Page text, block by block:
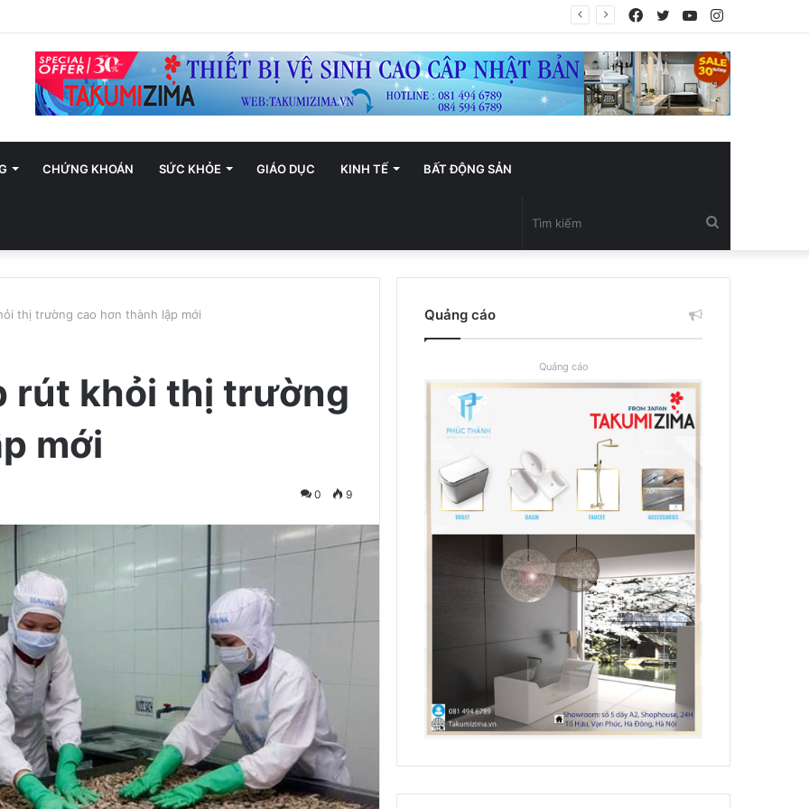
ninh mạng Việt Nam: Những thông điệp thiết thực về an toàn số YouTube
Twitter
Facebook
CHỨNG KHOÁN SỨC KHỎE GIÁO DỤC KINH TẾ BẤT ĐỘNG SẢN
kiếm
thị trường cao hơn thành lập mới
rút khỏi thị trường
mới
0 9
Quảng cáo
Quảng cáo